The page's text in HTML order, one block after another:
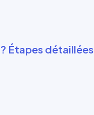
Étapes détaillées